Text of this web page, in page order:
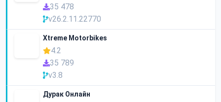
35 478
v26.2.11.22770
Xtreme Motorbikes
4.2
35 789
v3.8
Дурак Онлайн